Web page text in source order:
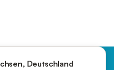
Deutschland